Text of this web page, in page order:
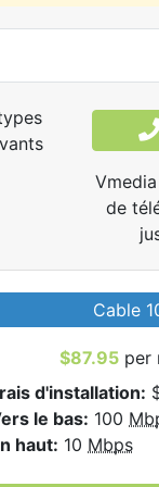
de
Cable
$87.95 per
d'installation:
le bas: 100
haut: 10 Mbps